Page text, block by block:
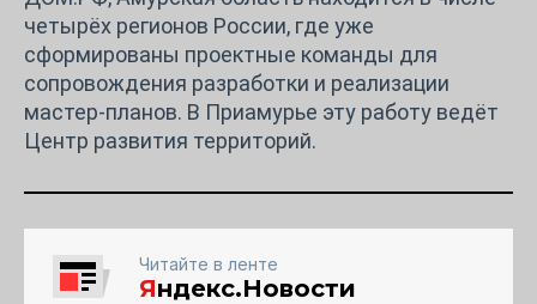
четырёх регионов России, где уже
сформированы проектные команды для
сопровождения разработки и реализации
мастер-планов. В Приамурье эту работу ведёт
Центр развития территорий.
Читайте в ленте
Яндекс.Новости